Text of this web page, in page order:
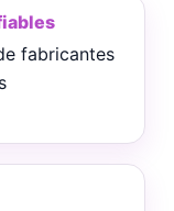
fabricantes